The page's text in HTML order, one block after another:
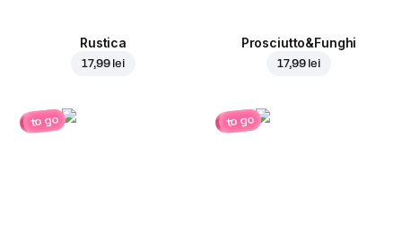
Rustica
17,99 lei
Prosciutto&Funghi
17,99 lei
to go to go